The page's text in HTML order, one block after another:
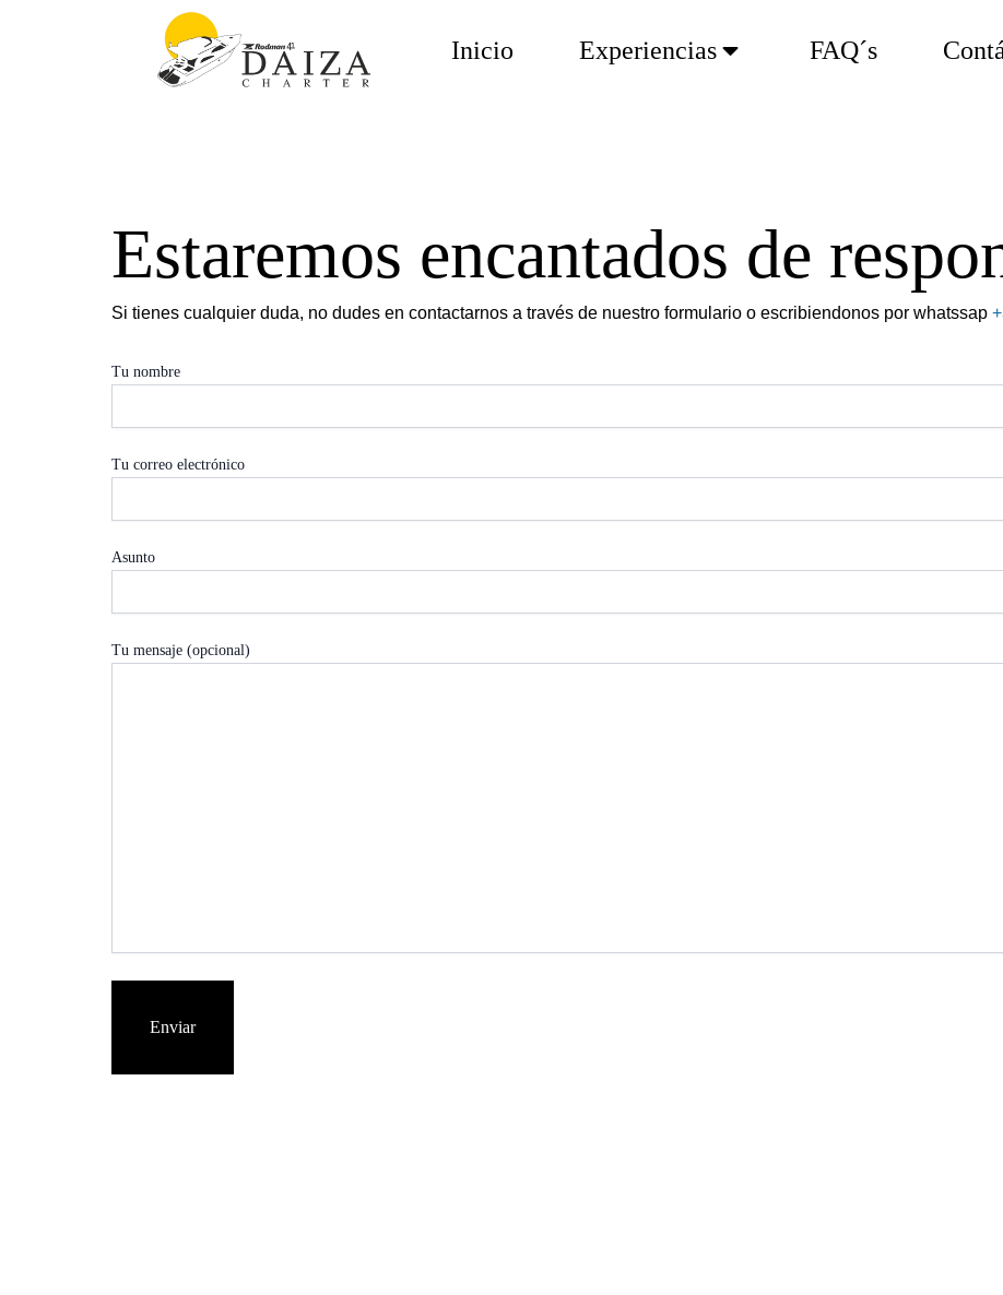
Inicio Experiencias FAQ´s
Estaremos encantados de
Si tienes cualquier duda, no dudes en contactarnos a través de nuestro formulario o escribiendonos por whatssap
Tu nombre
Tu correo electrónico
Asunto
Tu mensaje (opcional)